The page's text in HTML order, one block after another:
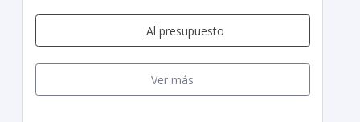
Al presupuesto
Ver más